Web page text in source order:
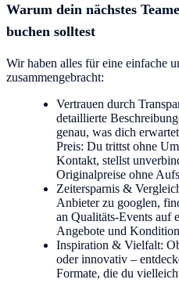
Warum dein nächstes
buchen solltest
Wir haben alles für eine einfache
zusammengebracht:
Vertrauen durch
detaillierte
genau, was dich
Preis: Du trittst ohne
Kontakt, stellst
Originalpreise ohne
Zeitersparnis &
Anbieter zu googlen,
an Qualitäts-Events auf
Angebote und
Inspiration & Vielfalt:
oder innovativ –
Formate, die du